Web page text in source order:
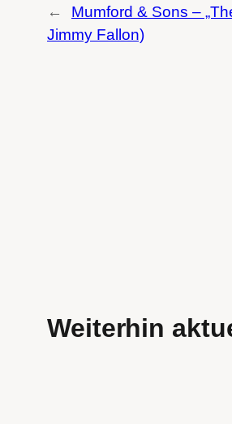
←
Mumford & Sons –
Jimmy Fallon)
Weiterhin